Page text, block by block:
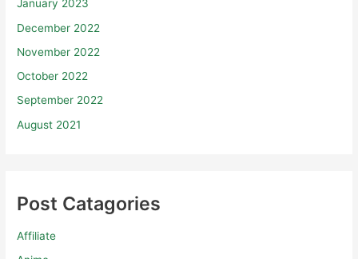
December 2022
November 2022
October 2022
September 2022
August 2021
Anime